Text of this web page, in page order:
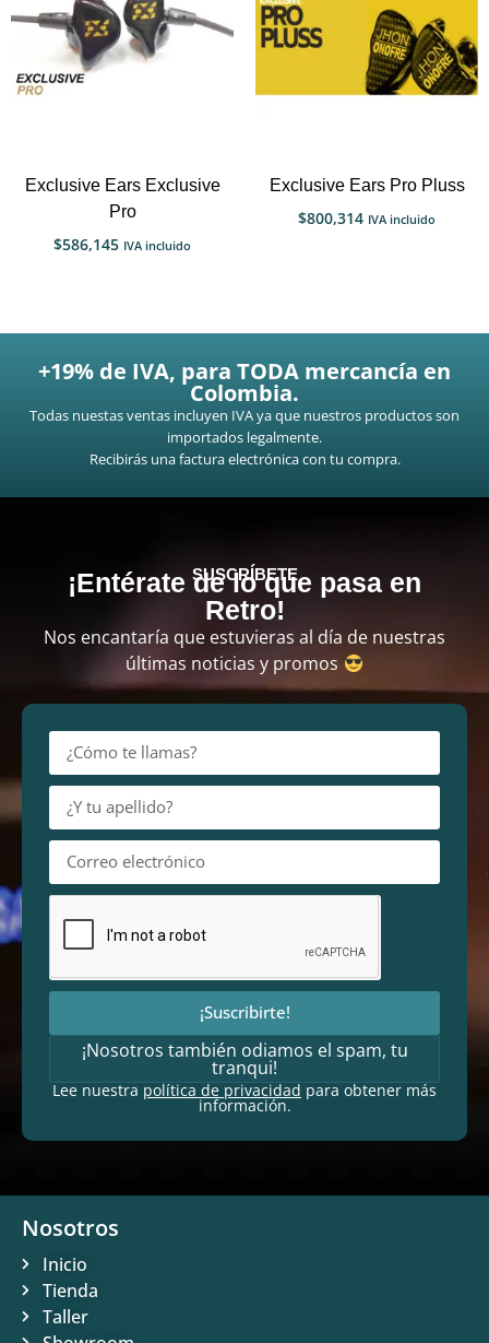
Exclusive Ears Exclusive
Pro
$586,145 IVA incluido
Exclusive Ears Pro Pluss
$800,314 IVA incluido
+19% de IVA, para TODA mercancía en
Colombia.
Todas nuestas ventas incluyen IVA ya que nuestros productos son
importados legalmente.
Recibirás una factura electrónica con tu compra.
SUSCRÍBETE
¡Entérate de lo que pasa en
Retro!
Nos encantaría que estuvieras al día de nuestras
últimas noticias y promos
¡Suscribirte!
¡Nosotros también odiamos el spam, tu
tranqui!
Lee nuestrapolítica de privacidadpara obtener más
información.
Nosotros
Inicio
Tienda
Taller